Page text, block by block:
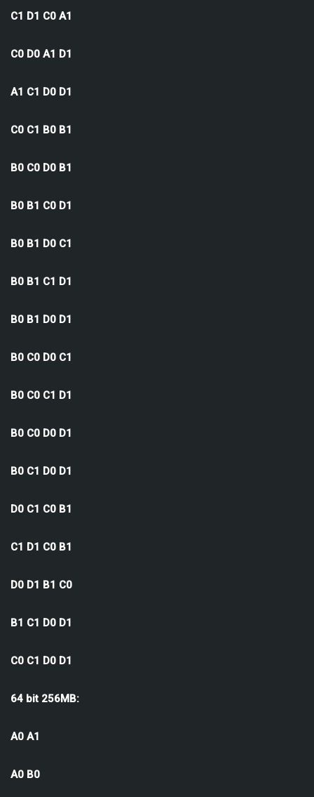
C1 D1 C0 A1
C0 D0 A1 D1
A1 C1 D0 D1
C0 C1 B0 B1
B0 C0 D0 B1
B0 B1 C0 D1
B0 B1 D0 C1
B0 B1 C1 D1
B0 B1 D0 D1
B0 C0 D0 C1
B0 C0 C1 D1
B0 C0 D0 D1
B0 C1 D0 D1
D0 C1 C0 B1
C1 D1 C0 B1
D0 D1 B1 C0
B1 C1 D0 D1
C0 C1 D0 D1
64 bit 256MB:
A0 A1
A0 B0